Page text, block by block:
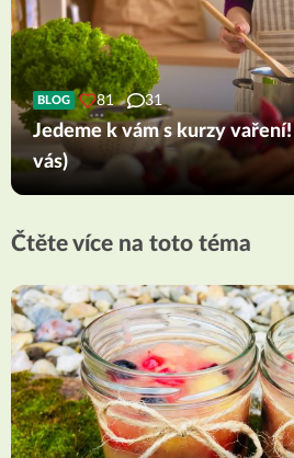
BLOG 81 31
Jedeme k vám s kurzy
vás)
Čtěte více na toto téma